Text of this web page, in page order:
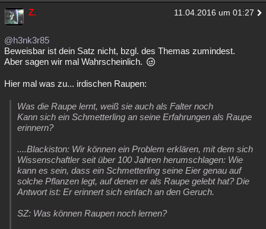
Z. 11.04.2016 um 01:27
@h3nk3r85
Beweisbar ist dein Satz nicht, bzgl. des Themas zumindest.
Aber sagen wir mal Wahrscheinlich.
Hier mal was zu... irdischen Raupen:
Was die Raupe lernt, weiß sie auch als Falter noch
Kann sich ein Schmetterling an seine Erfahrungen als Raupe
erinnern?
....Blackiston: Wir können ein Problem erklären, mit dem sich
Wissenschaftler seit über 100 Jahren herumschlagen: Wie
kann es sein, dass ein Schmetterling seine Eier genau auf
solche Pflanzen legt, auf denen er als Raupe gelebt hat? Die
Antwort ist: Er erinnert sich einfach an den Geruch.
SZ: Was können Raupen noch lernen?